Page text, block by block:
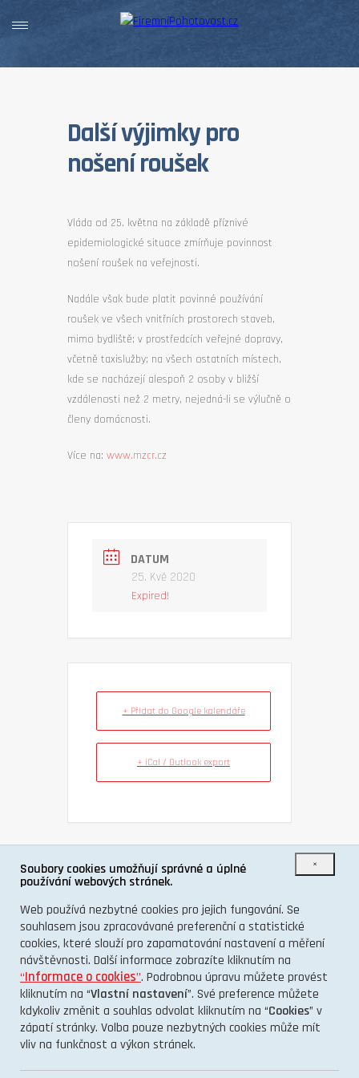
Další výjimky pro
nošení roušek
Vláda od 25. května na základě příznivé
epidemiologické situace zmírňuje povinnost
nošení roušek na veřejnosti.
Nadále však bude platit povinné používání
roušek ve všech vnitřních prostorech staveb,
mimo bydliště; v prostředcích veřejné dopravy,
včetně taxislužby; na všech ostatních místech,
kde se nacházejí alespoň 2 osoby v bližší
vzdálenosti než 2 metry, nejedná-li se výlučně o
členy domácnosti.
Více na: www.mzcr.cz
DATUM
25. Kvě 2020
Expired!
+ Přidat do Google kalendáře
+ iCal / Outlook export
SDÍLET TUTO UDÁLOST
O PROJEKTU
KONTAKT
×
Soubory cookies umožňují správné a úplné
používání webových stránek.
Web používá nezbytné cookies pro jejich fungování. Se
souhlasem jsou zpracovávané preferenční a statistické
cookies, které slouží pro zapamatování nastavení a měření
návštěvnosti. Další informace zobrazíte kliknutím na
“Informace o cookies”. Podrobnou úpravu můžete provést
kliknutím na “Vlastní nastavení”. Své preference můžete
kdykoliv změnit a souhlas odvolat kliknutím na “Cookies” v
zápatí stránky. Volba pouze nezbytných cookies může mít
vliv na funkčnost a výkon stránek.